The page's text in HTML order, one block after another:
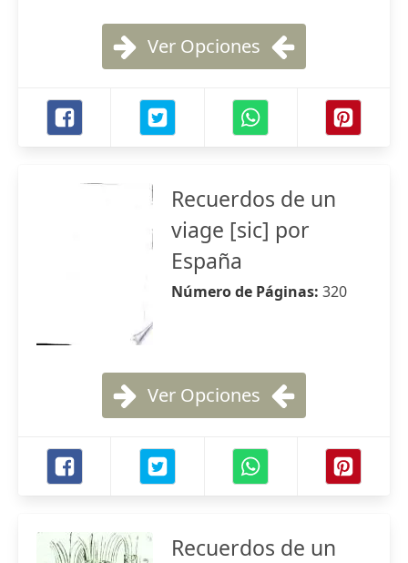
Ver Opciones
Recuerdos de un
viage [sic] por
España
Número de Páginas: 320
Ver Opciones
Recuerdos de un